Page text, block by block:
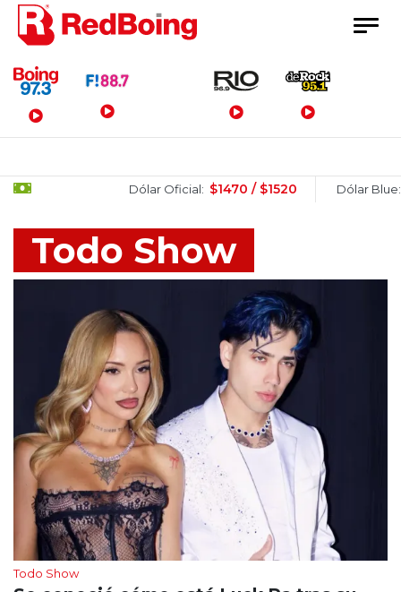
Menú Principal
Dólar Oficial: $1470 / $1520 Dólar Blue:
Todo Show
Todo Show